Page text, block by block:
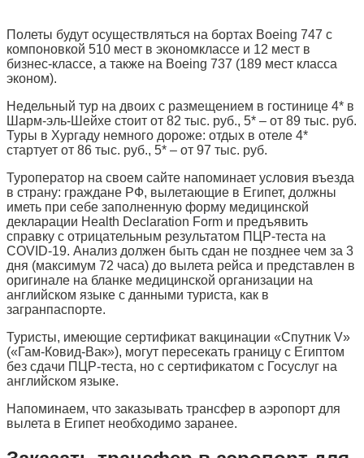
Полеты будут осуществляться на бортах Boeing 747 с
компоновкой 510 мест в экономклассе и 12 мест в
бизнес-классе, а также на Boeing 737 (189 мест класса
эконом).
Недельный тур на двоих с размещением в гостинице 4* в
Шарм-эль-Шейхе стоит от 82 тыс. руб., 5* – от 89 тыс. руб.
Туры в Хургаду немного дороже: отдых в отеле 4*
стартует от 86 тыс. руб., 5* – от 97 тыс. руб.
Туроператор на своем сайте напоминает условия въезда
в страну: граждане РФ, вылетающие в Египет, должны
иметь при себе заполненную форму медицинской
декларации Health Declaration Form и предъявить
справку с отрицательным результатом ПЦР-теста на
COVID-19. Анализ должен быть сдан не позднее чем за 3
дня (максимум 72 часа) до вылета рейса и представлен в
оригинале на бланке медицинской организации на
английском языке с данными туриста, как в
загранпаспорте.
Туристы, имеющие сертификат вакцинации «Спутник V»
(«Гам-Ковид-Вак»), могут пересекать границу с Египтом
без сдачи ПЦР-теста, но с сертификатом с Госуслуг на
английском языке.
Напоминаем, что заказывать трансфер в аэропорт для
вылета в Египет необходимо заранее.